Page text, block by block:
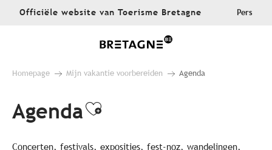
AllerOfficiële website van Toerisme Bretagne Pers
Homepage Mijn vakantie voorbereiden Agenda
AgendaAjouter aux favoris
Concerten, festivals, exposities, fest-noz, wandelingen,